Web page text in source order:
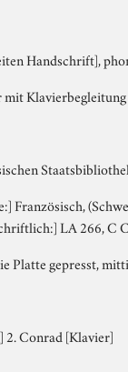
Handschrift],
Französisch,
LA 266, C
Platte gepresst,
2. Conrad [Klavier]